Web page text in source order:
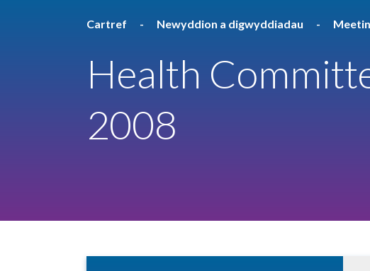
Cartref Newyddion a digwyddiadau
Health
2008